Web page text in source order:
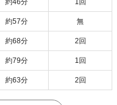
約46分 1回
約57分 無
約68分 2回
約79分 1回
約63分 2回